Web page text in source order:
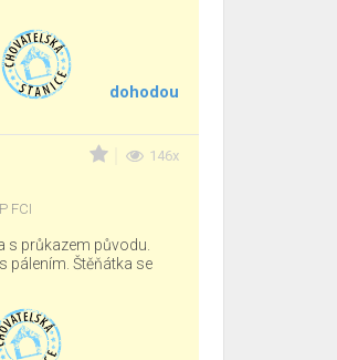
dohodou
146x
FCI
s průkazem původu.
pálením. Štěňátka se